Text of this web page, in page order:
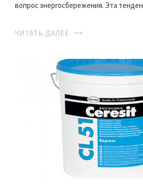
вопрос энергосбережения. Эта
ЧИТАТЬ ДАЛЕЕ